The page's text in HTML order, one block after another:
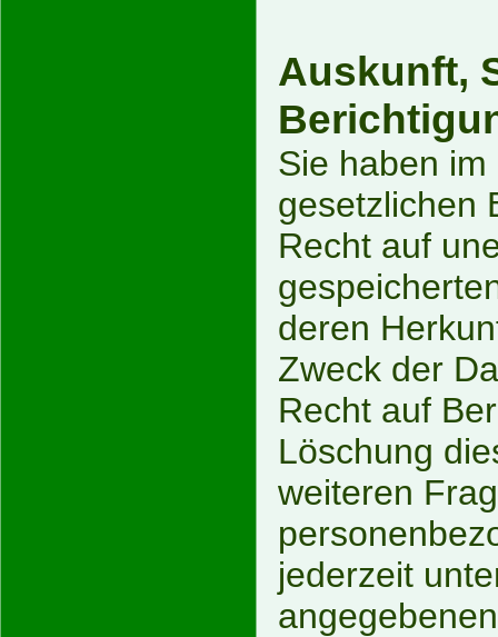
Auskunft,
Sie haben
gesetzlichen
Recht auf
deren
Zweck der
Recht auf
Löschung
weiteren
jederzeit